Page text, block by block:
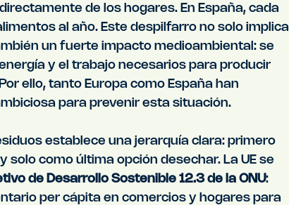
de los hogares. En España, cada
al año. Este despilfarro no solo implica
un fuerte impacto medioambiental: se
y el trabajo necesarios para producir
ello, tanto Europa como España han
para prevenir esta situación.
establece una jerarquía clara: primero
solo como última opción desechar. La UE se
de Desarrollo Sostenible 12.3 de la ONU:
per cápita en comercios y hogares para